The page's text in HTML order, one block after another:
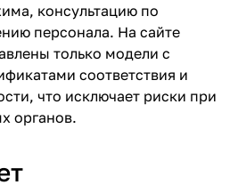
консультацию по
персонала. На сайте
только модели с
соответствия и
что исключает риски при
органов.